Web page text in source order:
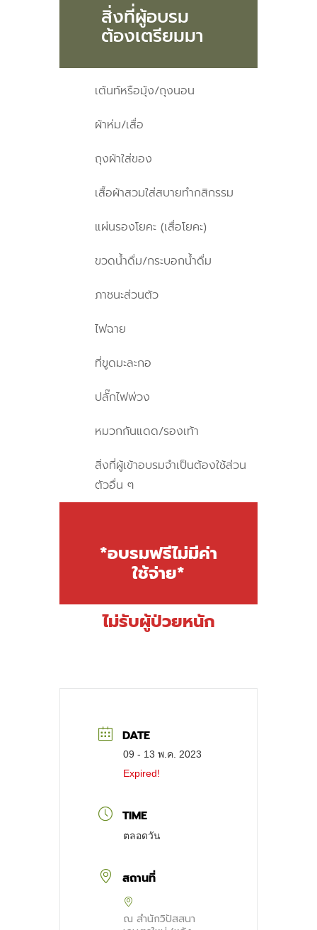
สิ่งที่ผู้อบรม
ต้องเตรียมมา
เต้นท์หรือมุ้ง/ถุงนอน
ผ้าห่ม/เสื่อ
ถุงผ้าใส่ของ
เสื้อผ้าสวมใส่สบายทำกสิกรรม
แผ่นรองโยคะ (เสื่อโยคะ)
ขวดน้ำดื่ม/กระบอกน้ำดื่ม
ภาชนะส่วนตัว
ไฟฉาย
ที่ขูดมะละกอ
ปลั๊กไฟพ่วง
หมวกกันแดด/รองเท้า
สิ่งที่ผู้เข้าอบรมจำเป็นต้องใช้ส่วน
ตัวอื่น ๆ
*อบรมฟรีไม่มีค่า
ใช้จ่าย*
ไม่รับผู้ป่วยหนัก
DATE
09 - 13 พ.ค. 2023
Expired!
TIME
ตลอดวัน
สถานที่
ณ สำนักวิปัสสนา